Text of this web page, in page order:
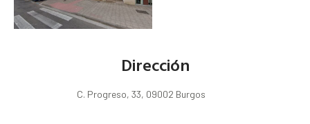
Dirección
C. Progreso, 33, 09002 Burgos